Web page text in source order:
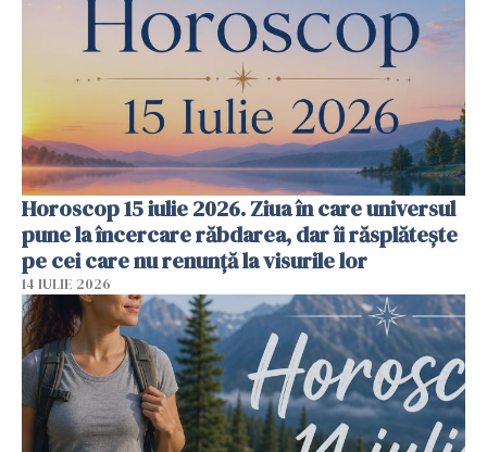
Horoscop 15 iulie 2026. Ziua în care universul
pune la încercare răbdarea, dar îi răsplătește
pe cei care nu renunță la visurile lor
14 IULIE 2026